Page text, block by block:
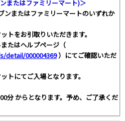
またはファミリーマート)＞
ンまたはファミリーマートのいずれか
トをお引取りいただきます。
たはヘルプページ（
detail/000004369）にてご確認いただ
トにてご入場となります。
分 からとなります。予め、ご了承くだ